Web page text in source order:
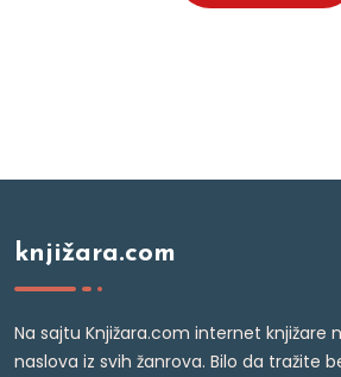
knjižara.com
Na sajtu Knjižara.com internet knjižare
naslova iz svih žanrova. Bilo da tražite